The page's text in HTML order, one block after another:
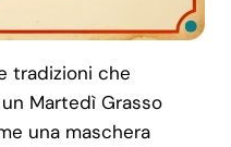
tradizioni che
Martedì Grasso
una maschera